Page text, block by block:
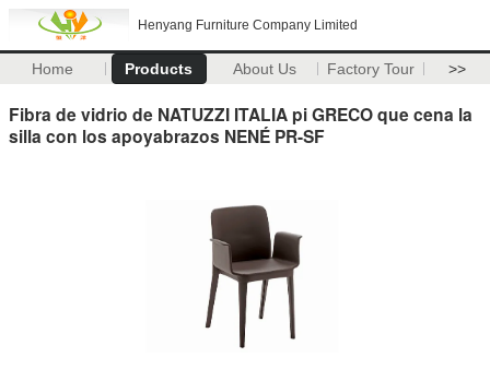
Henyang Furniture Company Limited
Home Products About Us Factory Tour >>
Fibra de vidrio de NATUZZI ITALIA pi GRECO que cena la
silla con los apoyabrazos NENÉ PR-SF